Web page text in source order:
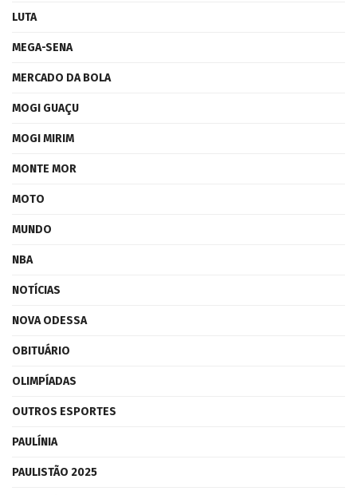
LUTA
MEGA-SENA
MERCADO DA BOLA
MOGI GUAÇU
MOGI MIRIM
MONTE MOR
MOTO
MUNDO
NBA
NOTÍCIAS
NOVA ODESSA
OBITUÁRIO
OLIMPÍADAS
OUTROS ESPORTES
PAULÍNIA
PAULISTÃO 2025